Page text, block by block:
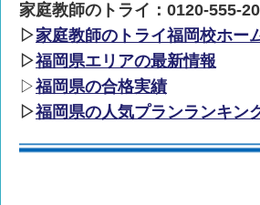
家庭教師のトライ：0120-555-
▷家庭教師のトライ福岡校ホー
▷福岡県エリアの最新情報
▷福岡県の合格実績
▷福岡県の人気プランランキン